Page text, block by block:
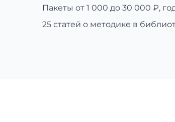
Пакеты от 1 000 до 30 000 ₽,
25 статей о методике в